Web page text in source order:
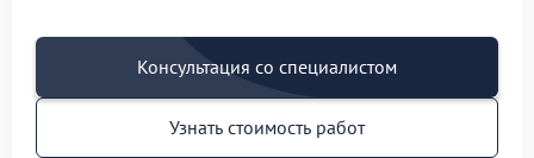
Консультация со специалистом
Узнать стоимость работ